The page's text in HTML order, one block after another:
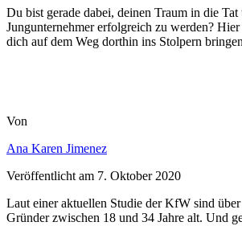
Du bist gerade dabei, deinen Traum in die Tat
Jungunternehmer erfolgreich zu werden?
dich auf dem Weg dorthin ins Stolpern
Von
Ana Karen Jimenez
Veröffentlicht am 7. Oktober 2020
Laut einer aktuellen Studie der KfW sind
Gründer zwischen 18 und 34 Jahre alt. Und